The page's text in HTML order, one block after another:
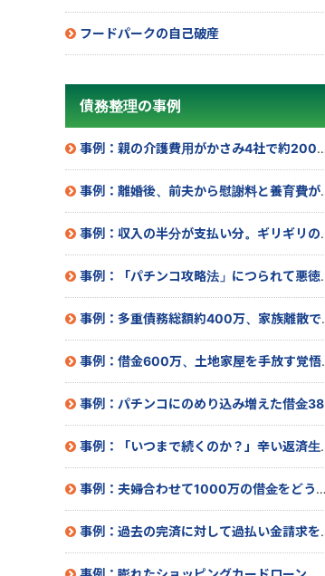
フードパークの自己破産
債務整理の事例
事例：親の介護費用がかさみ4社で約200万の借金
事例：離婚後、前夫から慰謝料と養育費が貰えず借金…
事例：収入の半分が支払い分。ギリギリの生活をなんとかしたい
事例：「パチンコ攻略法」につられて悪徳商法で約30万の被害
事例：多重債務総額約400万、家族離散で途方に暮れての相談で…
事例：借金600万、土地家屋を手放す覚悟で相談したら…
事例：パチンコにのめり込み増えた借金380万
事例：「いつまで続くのか？」辛い返済生活にピリオド！
事例：夫婦合わせて1000万の借金をどうにかしたい！
事例：過去の完済に対して過払い金請求をした結果…